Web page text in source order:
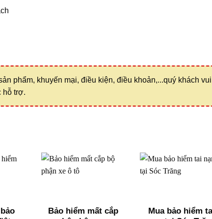
phẩm, khuyến mại, điều kiện, điều khoản,...quý khách vui
hỗ trợ.
Bảo hiểm mất cắp
Mua bảo hiểm